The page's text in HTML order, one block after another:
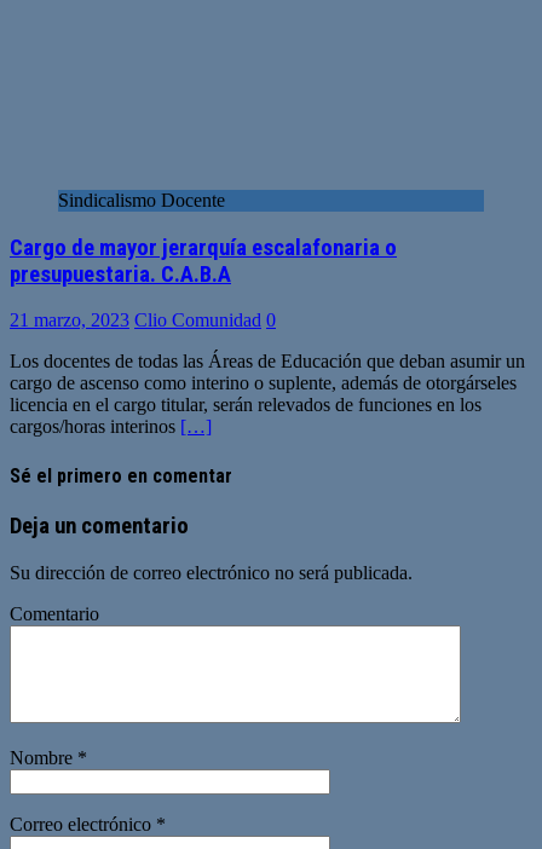
Sindicalismo Docente
Cargo de mayor jerarquía escalafonaria o
presupuestaria. C.A.B.A
21 marzo, 2023 Clio Comunidad 0
Los docentes de todas las Áreas de Educación que deban asumir un
cargo de ascenso como interino o suplente, además de otorgárseles
licencia en el cargo titular, serán relevados de funciones en los
cargos/horas interinos […]
Sé el primero en comentar
Deja un comentario
Su dirección de correo electrónico no será publicada.
Comentario
Nombre *
Correo electrónico *